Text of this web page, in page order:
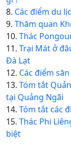
8. Các điểm du
9. Thăm quan
10. Thác
11. Trại Mát ở
Đà Lạt
12. Các điểm
13. Tóm tắt
tại Quảng Ngãi
14. Tóm tắt các
15. Thác Phi
biệt